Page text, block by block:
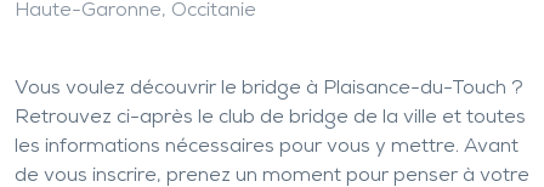
Haute-Garonne, Occitanie
Vous voulez découvrir le bridge à Plaisance-du-Touch ?
Retrouvez ci-après le club de bridge de la ville et toutes
les informations nécessaires pour vous y mettre. Avant
de vous inscrire, prenez un moment pour penser à votre